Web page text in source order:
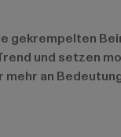
gekrempelten
und setzen
an